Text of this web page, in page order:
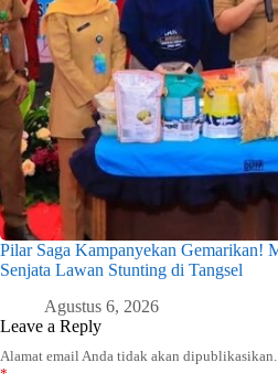
Pilar Saga Kampanyekan Gemarikan!
Senjata Lawan Stunting di Tangsel
Agustus 6, 2026
Leave a Reply
Alamat email Anda tidak akan dipublikasikan.
*